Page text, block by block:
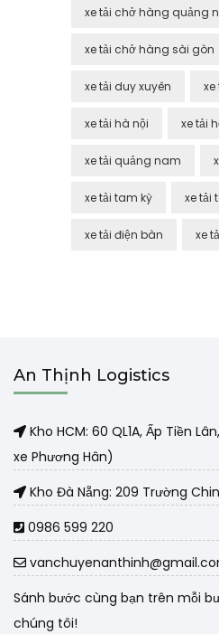
xe tải chở hàng quảng
xe tải chở hàng sài gòn
xe tải duy xuyên xe
xe tải hà nội xe tải
xe tải quảng nam
xe tải tam kỳ xe tải
xe tải điện bàn xe
An Thịnh Logistics
Kho HCM: 60 QL1A, Ấp Tiền
xe Phương Hân)
Kho Đà Nẵng: 209 Trường
0986 599 220
Sánh bước cùng bạn trên mỗi
chúng tôi!